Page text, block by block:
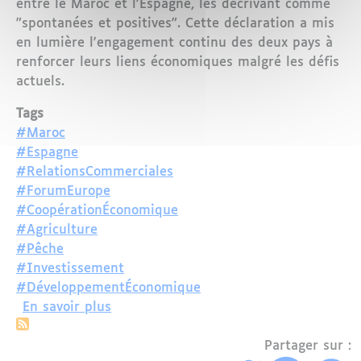
entre le Maroc et l'Espagne, les décrivant comme
"spontanées et positives". Cette déclaration a mis
en lumière l'engagement continu des deux pays à
renforcer leurs liens économiques malgré les défis
actuels.
Tags
#Maroc
#Espagne
#RelationsCommerciales
#ForumEurope
#CoopérationÉconomique
#Agriculture
#Pêche
#Investissement
#DéveloppementÉconomique
En savoir plus
Partager sur :